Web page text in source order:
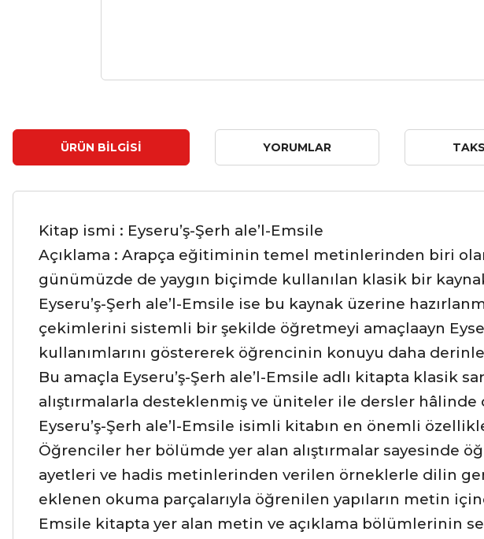
ÜRÜN BILGISI YORUMLAR
Kitap ismi : Eyseru’ş-Şerh ale’l-Emsile
Açıklama : Arapça eğitiminin temel metinlerinden biri
günümüzde de yaygın biçimde kullanılan klasik bir
Eyseru’ş-Şerh ale’l-Emsile ise bu kaynak üzerine
çekimlerini sistemli bir şekilde öğretmeyi amaçlaayn
kullanımlarını göstererek öğrencinin konuyu daha
Bu amaçla Eyseru’ş-Şerh ale’l-Emsile adlı kitapta klasik
alıştırmalarla desteklenmiş ve üniteler ile dersler
Eyseru’ş-Şerh ale’l-Emsile isimli kitabın en önemli
Öğrenciler her bölümde yer alan alıştırmalar sayesinde
ayetleri ve hadis metinlerinden verilen örneklerle dilin
eklenen okuma parçalarıyla öğrenilen yapıların metin
Emsile kitapta yer alan metin ve açıklama bölümlerinin